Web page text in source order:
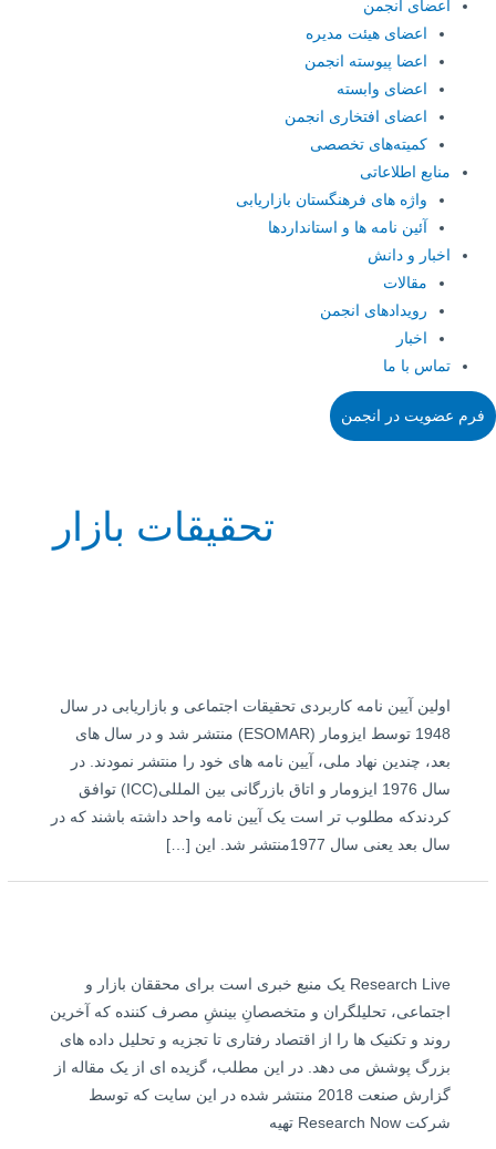
اعضای انجمن
اعضای هیئت مدیره
اعضا پیوسته انجمن
اعضای وابسته
اعضای افتخاری انجمن
کمیته‌های تخصصی
منابع اطلاعاتی
واژه های فرهنگستان بازاریابی
آئین نامه ها و استانداردها
اخبار و دانش
مقالات
رویدادهای انجمن
اخبار
تماس با ما
فرم عضویت در انجمن
تحقیقات بازار
اولین آیین نامه کاربردی تحقیقات اجتماعی و بازار­یابی در سال
1948 توسط ایزومار (ESOMAR) منتشر شد و در سال های
بعد، چندین نهاد ملی، آیین نامه های خود را منتشر نمودند. در
سال 1976 ایزومار و اتاق بازرگانی بین المللی(ICC) توافق
کردندکه مطلوب تر است یک آیین نامه واحد داشته باشند که در
سال بعد یعنی سال 1977منتشر شد. این […]
Research Live یک منبع خبری است برای محققان بازار و
اجتماعی، تحلیلگران و متخصصانِ بینشِ مصرف ­کننده که آخرین
روند و تکنیک­ ها را از اقتصاد رفتاری تا تجزیه و تحلیل داده ­های
بزرگ پوشش می دهد. در این مطلب، گزیده­ ای از یک مقاله از
گزارش صنعت 2018 منتشر شده در این سایت که توسط
شرکت Research Now تهیه